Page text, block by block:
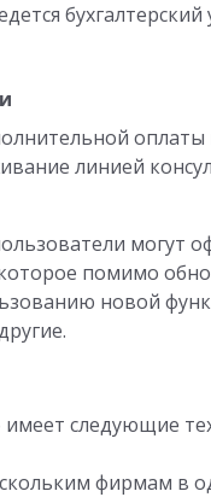
оплаты
линией
могут
помимо
новой
имеет следующие
фирмам в